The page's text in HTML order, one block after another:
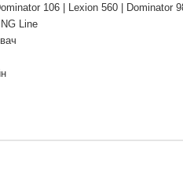
106 | Lexion 560 | Dominator
Line